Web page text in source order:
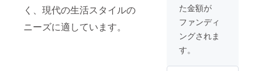
く、現代の生活スタイルの
ニーズに適しています。
た金額が
ファンディ
ングされま
す。